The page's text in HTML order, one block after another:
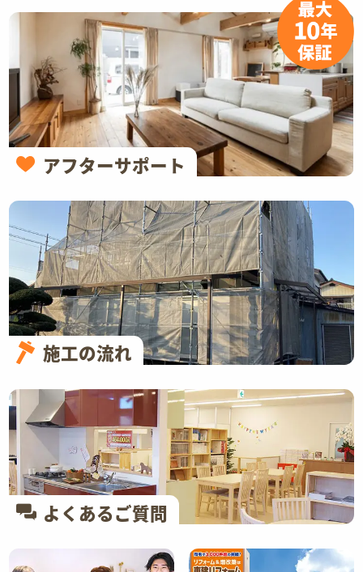
アフターサポート
施工の流れ
よくあるご質問